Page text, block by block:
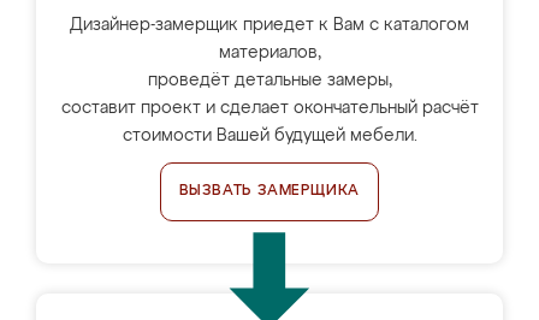
Дизайнер-замерщик приедет к Вам с каталогом
материалов,
проведёт детальные замеры,
составит проект и сделает окончательный расчёт
стоимости Вашей будущей мебели.
ВЫЗВАТЬ ЗАМЕРЩИКА